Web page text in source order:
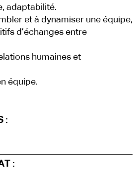
adaptabilité.
et à dynamiser une équipe,
d’échanges entre
humaines et
équipe.
:
: